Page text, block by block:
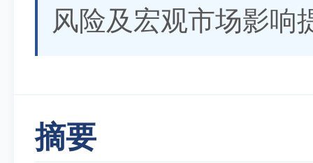
风险及宏观市场影响
摘要